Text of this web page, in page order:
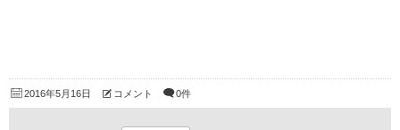
2016年5月16日 コメント 0件